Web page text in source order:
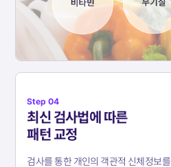
Step 04
최신 검사법에 따른
패턴 교정
검사를 통한 개인의 객관적 신체정보를